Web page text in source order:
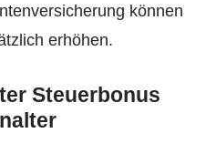
können
erhöhen.
Steuerbonus